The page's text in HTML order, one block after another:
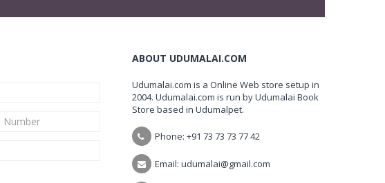
ABOUT UDUMALAI.COM
Udumalai.com is a Online Web store setup in
2004. Udumalai.com is run by Udumalai Book
Store based in Udumalpet.
Phone: +91 73 73 73 77 42
Email: udumalai@gmail.com